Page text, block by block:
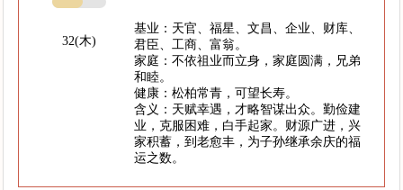
32(木)
基业：天官、福星、文昌、企业、财库、
君臣、工商、富翁。
家庭：不依祖业而立身，家庭圆满，兄弟
和睦。
健康：松柏常青，可望长寿。
含义：天赋幸遇，才略智谋出众。勤俭建
业，克服困难，白手起家。财源广进，兴
家积蓄，到老愈丰，为子孙继承余庆的福
运之数。